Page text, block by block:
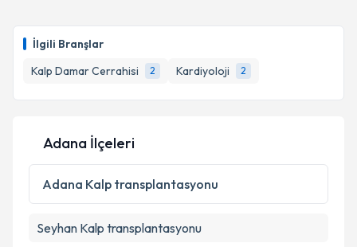
İlgili Branşlar
Kalp Damar Cerrahisi
2 Kardiyoloji 2
için bir takvim hazırlandığında e-posta ile
bilgilendireceğiz.
E-posta Adresiniz
Kişisel verilerimin işlenmesine ilişkin
Metni'ni okudum ve kişisel verilerimin belirtilen
Adana İlçeleri
Adana Kalp transplantasyonu
Seyhan Kalp transplantasyonu